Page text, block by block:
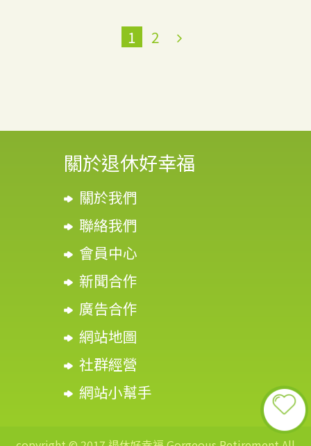
1 2
關於退休好幸福
關於我們
聯絡我們
會員中心
新聞合作
廣告合作
網站地圖
社群經營
網站小幫手